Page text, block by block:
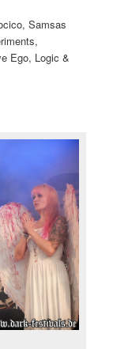
Samsas
Ego, Logic &